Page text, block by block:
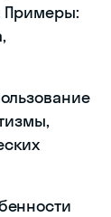
Примеры: